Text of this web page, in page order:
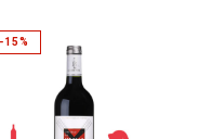
-15%